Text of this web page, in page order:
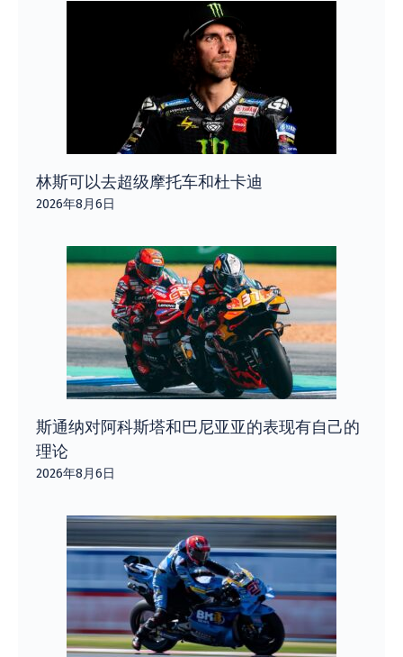
林斯可以去超级摩托车和杜卡迪
2026年8月6日
斯通纳对阿科斯塔和巴尼亚亚的表现有自己的
理论
2026年8月6日